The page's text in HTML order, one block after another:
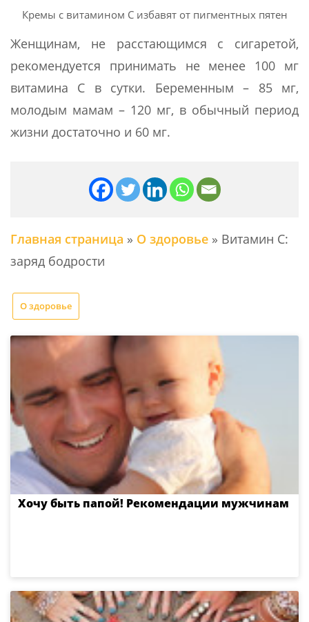
Кремы с витамином С избавят от пигментных пятен
Женщинам, не расстающимся с сигаретой,
рекомендуется принимать не менее 100 мг
витамина С в сутки. Беременным – 85 мг,
молодым мамам – 120 мг, в обычный период
жизни достаточно и 60 мг.
Главная страница » О здоровье » Витамин С:
заряд бодрости
О здоровье
Хочу быть папой! Рекомендации мужчинам